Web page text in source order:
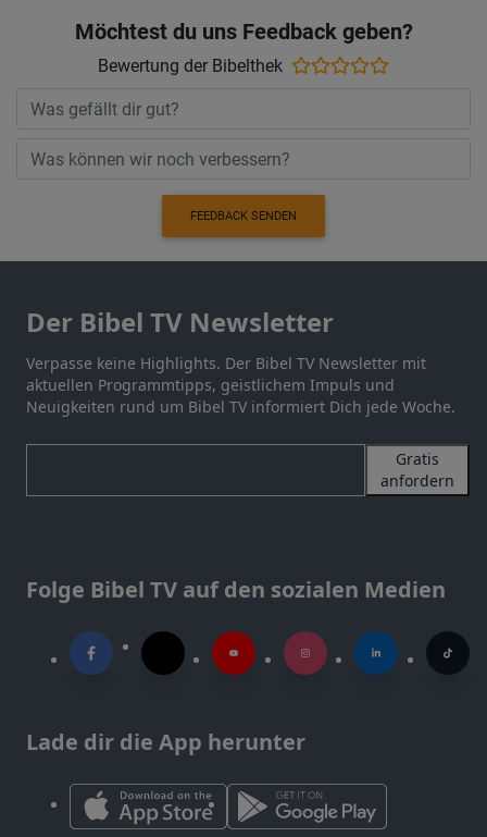
Möchtest du uns Feedback geben?
Bewertung der Bibelthek
FEEDBACK SENDEN
Der Bibel TV Newsletter
Verpasse keine Highlights. Der Bibel TV Newsletter mit
aktuellen Programmtipps, geistlichem Impuls und
Neuigkeiten rund um Bibel TV informiert Dich jede Woche.
Gratis
anfordern
Folge Bibel TV auf den sozialen Medien
Lade dir die App herunter